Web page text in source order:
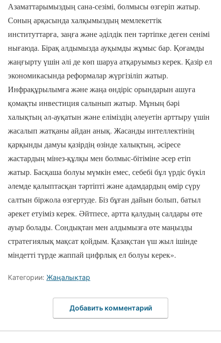
Азаматтарымыздың сана-сезімі, болмысы өзгеріп жатыр.
Соның арқасында халқымыздың мемлекеттік
институттарға, заңға және әділдік пен тәртіпке деген сенімі
нығаюда. Бірақ алдымызда ауқымды жұмыс бар. Қоғамды
жаңғырту үшін әлі де көп шаруа атқаруымыз керек. Қазір ел
экономикасында реформалар жүргізіліп жатыр.
Инфрақұрылымға және жаңа өндіріс орындарын ашуға
қомақты инвестиция салынып жатыр. Мұның бәрі
халықтың әл-ауқатын және еліміздің әлеуетін арттыру үшін
жасалып жатқаны айдан анық. Жасанды интеллектінің
қарқынды дамуы қазірдің өзінде халықтың, әсіресе
жастардың мінез-құлқы мен болмыс-бітіміне әсер етіп
жатыр. Басқаша болуы мүмкін емес, себебі бұл үрдіс бүкіл
әлемде қалыптасқан тәртіпті және адамдардың өмір сүру
салтын біржола өзгертуде. Біз бұған дайын болып, батыл
әрекет етуіміз керек. Әйтпесе, артта қалудың салдары өте
ауыр болады. Сондықтан мен алдымызға өте маңызды
стратегиялық мақсат қойдым. Қазақстан үш жыл ішінде
міндетті түрде жаппай цифрлық ел болуы керек».
Категории: Жаңалықтар
Добавить комментарий